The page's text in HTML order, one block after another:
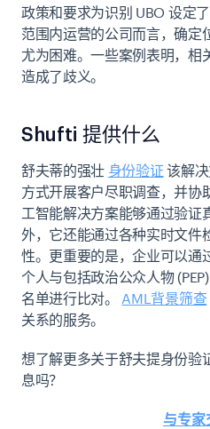
政策和要求为识别 UBO 设定
范围内运营的公司而言，确定
尤为困难。一些案例表明，相
造成了歧义。
Shufti 提供什么
舒夫蒂的强壮 身份验证 该解
方式开展客户尽职调查，并协
工智能解决方案能够通过验证
外，它还能通过各种实时文件
性。更重要的是，企业可以通
个人与包括政治公众人物
名单进行比对。 AML背景筛查
关系的服务。
想了解更多关于舒夫提身份验
息吗？
与专家